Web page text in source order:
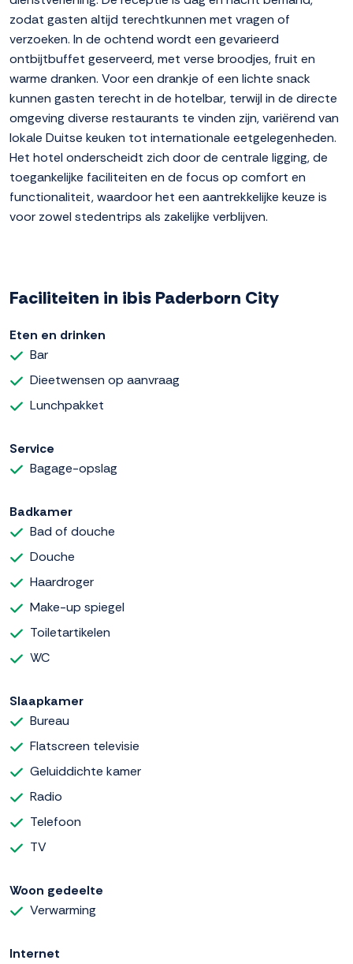
zodat gasten altijd terechtkunnen met vragen of
verzoeken. In de ochtend wordt een gevarieerd
ontbijtbuffet geserveerd, met verse broodjes, fruit en
warme dranken. Voor een drankje of een lichte snack
kunnen gasten terecht in de hotelbar, terwijl in de directe
omgeving diverse restaurants te vinden zijn, variërend van
lokale Duitse keuken tot internationale eetgelegenheden.
Het hotel onderscheidt zich door de centrale ligging, de
toegankelijke faciliteiten en de focus op comfort en
functionaliteit, waardoor het een aantrekkelijke keuze is
voor zowel stedentrips als zakelijke verblijven.
Faciliteiten in ibis Paderborn City
Eten en drinken
Bar
Dieetwensen op aanvraag
Lunchpakket
Service
Bagage-opslag
Badkamer
Bad of douche
Douche
Haardroger
Make-up spiegel
Toiletartikelen
WC
Slaapkamer
Bureau
Flatscreen televisie
Geluiddichte kamer
Radio
Telefoon
TV
Woon gedeelte
Verwarming
Internet